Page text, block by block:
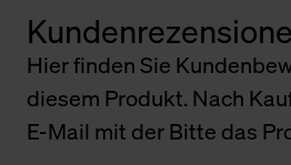
Hier finden Sie
diesem Produkt. Nach
E-Mail mit der Bitte das